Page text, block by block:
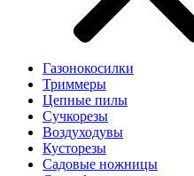
Газонокосилки
Триммеры
Цепные пилы
Cучкорезы
Воздуходувы
Кусторезы
Садовые ножницы